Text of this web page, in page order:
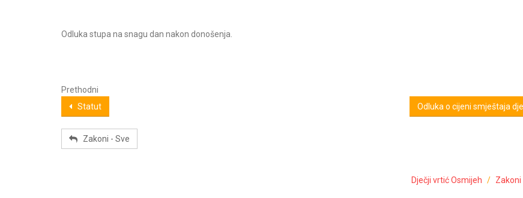
Odluka stupa na snagu dan nakon donošenja.
Prethodni
Statut
Odluka o cijeni smještaja
Zakoni - Sve
Dječji vrtić Osmijeh Zakoni